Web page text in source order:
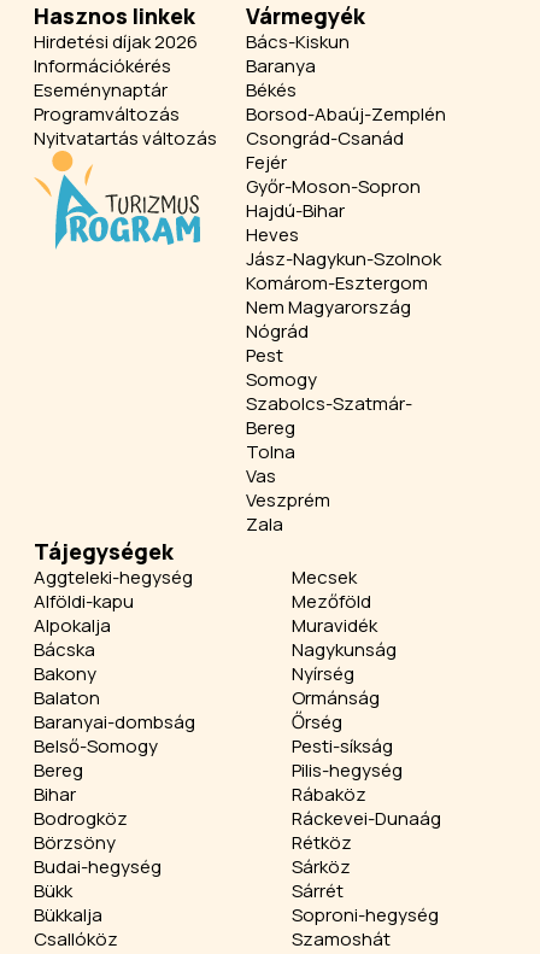
Hasznos linkek
Hirdetési díjak 2026
Információkérés
Eseménynaptár
Programváltozás
Nyitvatartás változás
Vármegyék
Bács-Kiskun
Baranya
Békés
Borsod-Abaúj-Zemplén
Csongrád-Csanád
Fejér
Győr-Moson-Sopron
Hajdú-Bihar
Heves
Jász-Nagykun-Szolnok
Komárom-Esztergom
Nem Magyarország
Nógrád
Pest
Somogy
Szabolcs-Szatmár-
Bereg
Tolna
Vas
Veszprém
Zala
Tájegységek
Aggteleki-hegység
Alföldi-kapu
Alpokalja
Bácska
Bakony
Balaton
Baranyai-dombság
Belső-Somogy
Bereg
Bihar
Bodrogköz
Börzsöny
Budai-hegység
Bükk
Bükkalja
Csallóköz
Mecsek
Mezőföld
Muravidék
Nagykunság
Nyírség
Ormánság
Őrség
Pesti-síkság
Pilis-hegység
Rábaköz
Ráckevei-Dunaág
Rétköz
Sárköz
Sárrét
Soproni-hegység
Szamoshát